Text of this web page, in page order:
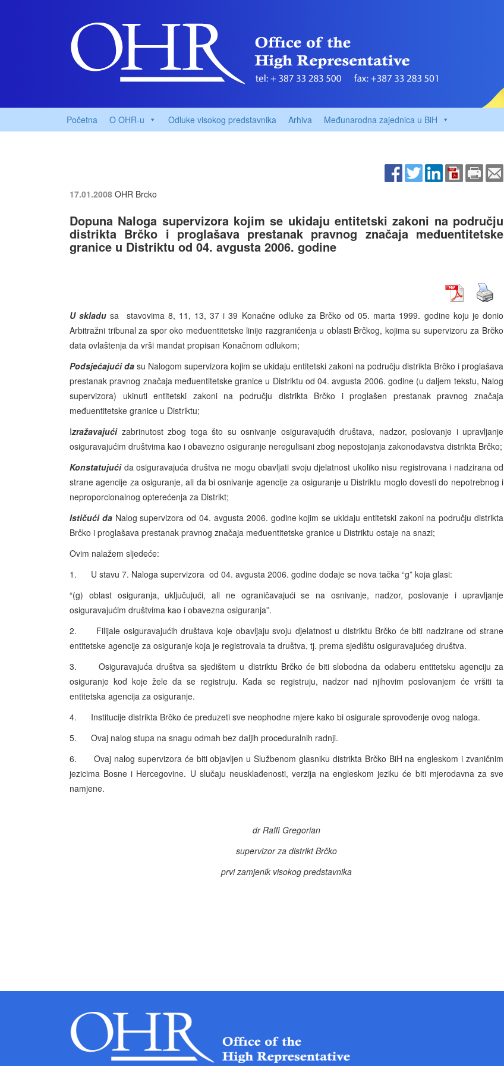
Početna O OHR-u Odluke visokog predstavnika Arhiva Međunarodna zajednica u BiH
17.01.2008 OHR Brcko
Dopuna Naloga supervizora kojim se ukidaju entitetski zakoni na području
distrikta Brčko i proglašava prestanak pravnog značaja međuentitetske
granice u Distriktu od 04. avgusta 2006. godine
U skladu sa stavovima 8, 11, 13, 37 i 39 Konačne odluke za Brčko od 05. marta 1999. godine koju je donio
Arbitražni tribunal za spor oko međuentitetske linije razgraničenja u oblasti Brčkog, kojima su supervizoru za Brčko
data ovlaštenja da vrši mandat propisan Konačnom odlukom;
Podsjećajući da su Nalogom supervizora kojim se ukidaju entitetski zakoni na području distrikta Brčko i proglašava
prestanak pravnog značaja međuentitetske granice u Distriktu od 04. avgusta 2006. godine (u daljem tekstu, Nalog
supervizora) ukinuti entitetski zakoni na području distrikta Brčko i proglašen prestanak pravnog značaja
međuentitetske granice u Distriktu;
Izražavajući zabrinutost zbog toga što su osnivanje osiguravajućih društava, nadzor, poslovanje i upravljanje
osiguravajućim društvima kao i obavezno osiguranje neregulisani zbog nepostojanja zakonodavstva distrikta Brčko;
Konstatujući da osiguravajuća društva ne mogu obavljati svoju djelatnost ukoliko nisu registrovana i nadzirana od
strane agencije za osiguranje, ali da bi osnivanje agencije za osiguranje u Distriktu moglo dovesti do nepotrebnog i
neproporcionalnog opterećenja za Distrikt;
Ističući daNalog supervizora od 04. avgusta 2006. godine kojim se ukidaju entitetski zakoni na području distrikta
Brčko i proglašava prestanak pravnog značaja međuentitetske granice u Distriktu ostaje na snazi;
Ovim nalažem sljedeće:
1. U stavu 7. Naloga supervizora od 04. avgusta 2006. godine dodaje se nova tačka “g” koja glasi:
“(g) oblast osiguranja, uključujući, ali ne ograničavajući se na osnivanje, nadzor, poslovanje i upravljanje
osiguravajućim društvima kao i obavezna osiguranja”.
2. Filijale osiguravajućih društava koje obavljaju svoju djelatnost u distriktu Brčko će biti nadzirane od strane
entitetske agencije za osiguranje koja je registrovala ta društva, tj. prema sjedištu osiguravajućeg društva.
3. Osiguravajuća društva sa sjedištem u distriktu Brčko će biti slobodna da odaberu entitetsku agenciju za
osiguranje kod koje žele da se registruju. Kada se registruju, nadzor nad njihovim poslovanjem će vršiti ta
entitetska agencija za osiguranje.
4. Institucije distrikta Brčko će preduzeti sve neophodne mjere kako bi osigurale sprovođenje ovog naloga.
5. Ovaj nalog stupa na snagu odmah bez daljih proceduralnih radnji.
6. Ovaj nalog supervizora će biti objavljen u Službenom glasniku distrikta Brčko BiH na engleskom i zvaničnim
jezicima Bosne i Hercegovine. U slučaju neusklađenosti, verzija na engleskom jeziku će biti mjerodavna za sve
namjene.
dr Raffi Gregorian
supervizor za distrikt Brčko
prvi zamjenik visokog predstavnika